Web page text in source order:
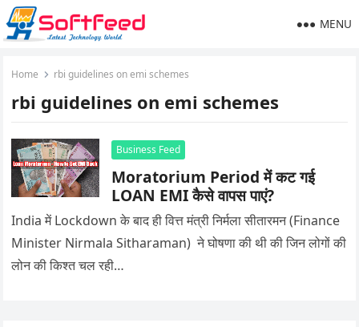
MENU
Home rbi guidelines on emi schemes
rbi guidelines on emi schemes
Business Feed
Moratorium Period में कट गई
LOAN EMI कैसे वापस पाएं?
India में Lockdown के बाद ही वित्त मंत्री निर्मला सीतारमन (Finance
Minister Nirmala Sitharaman) ने घोषणा की थी की जिन लोगों की
लोन की किश्त चल रही…